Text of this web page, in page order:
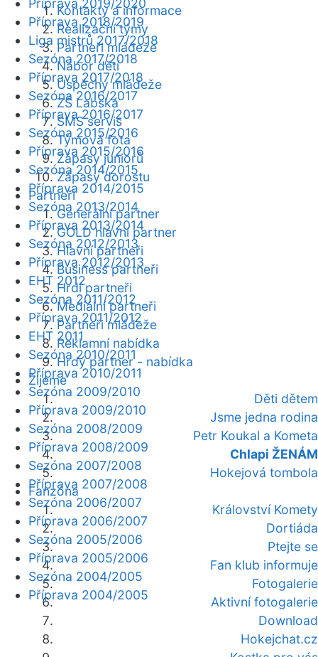
Kontakty a informace
Realizační týmy
Partneři mládeže
Nábor dětí
Úspěchy mládeže
ZŠ Labská
SMS servis
Týmová fota
Zápasy juniorů
Zápasy dorostu
Partneři
Generální partner
GOLD hlavní partner
Hlavní partneři
Business partneři
Hrdí partneři
Mediální partneři
Partneři mládeže
Reklamní nabídka
Hrdý partner - nabídka
Žijeme
Děti dětem
Jsme jedna rodina
Petr Koukal a Kometa
Chlapi ŽENÁM
Hokejová tombola
Fanzóna
Království Komety
Dortiáda
Ptejte se
Fan klub informuje
Fotogalerie
Aktivní fotogalerie
Download
Hokejchat.cz
Příprava 2019/2020
Příprava 2018/2019
Liga mistrů 2017/2018
Sezóna 2017/2018
Příprava 2017/2018
Sezóna 2016/2017
Příprava 2016/2017
Sezóna 2015/2016
Příprava 2015/2016
Sezóna 2014/2015
Příprava 2014/2015
Sezóna 2013/2014
Příprava 2013/2014
Sezóna 2012/2013
Příprava 2012/2013
EHT 2012
Sezóna 2011/2012
Příprava 2011/2012
EHT 2011
Sezóna 2010/2011
Příprava 2010/2011
Sezóna 2009/2010
Příprava 2009/2010
Sezóna 2008/2009
Příprava 2008/2009
Sezóna 2007/2008
Příprava 2007/2008
Sezóna 2006/2007
Příprava 2006/2007
Sezóna 2005/2006
Příprava 2005/2006
Sezóna 2004/2005
Příprava 2004/2005